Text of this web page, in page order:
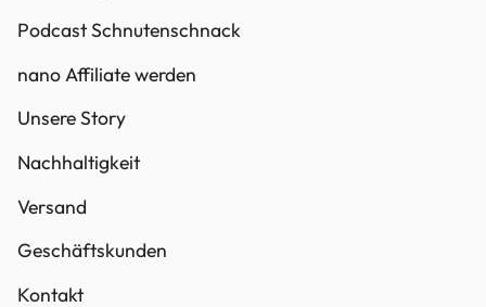
Podcast Schnutenschnack
nano Affiliate werden
Unsere Story
Nachhaltigkeit
Versand
Geschäftskunden
Kontakt